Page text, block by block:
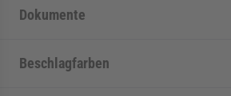
Dokumente
Beschlagfarben